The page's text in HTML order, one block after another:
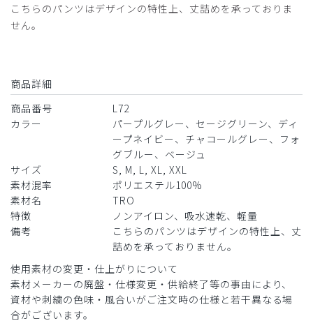
こちらのパンツはデザインの特性上、丈詰めを承っておりま
せん。
商品詳細
商品番号
L72
カラー
パープルグレー、セージグリーン、ディ
ープネイビー、チャコールグレー、フォ
グブルー、ベージュ
サイズ
S, M, L, XL, XXL
素材混率
ポリエステル100%
素材名
TRO
特徴
ノンアイロン、吸水速乾、軽量
備考
こちらのパンツはデザインの特性上、丈
詰めを承っておりません。
使用素材の変更・仕上がりについて
素材メーカーの廃盤・仕様変更・供給終了等の事由により、
資材や刺繍の色味・風合いがご注文時の仕様と若干異なる場
合がございます。